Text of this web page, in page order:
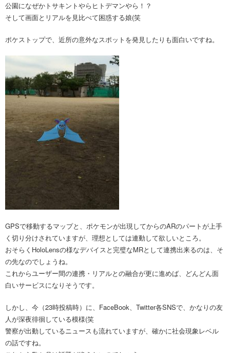
公園になぜかトサキントやらヒトデマンやら！？
そして画面とリアルを見比べて困惑する娘(笑
ポケストップで、近所の意外なスポットを発見したりも面白いですね。
GPSで移動するマップと、ポケモンが出現してからのARのパートが上手
く切り分けされていますが、理想としては連動して欲しいところ。
おそらくHoloLensの様なデバイスと完璧なMRとして連携出来るのは、そ
の先なのでしょうね。
これからユーザー間の連携・リアルとの融合が更に進めば、どんどん面
白いサービスになりそうです。
しかし、今（23時投稿時）に、FaceBook、Twitter各SNSで、かなりの友
人が深夜徘徊している模様(笑
警察が出動しているニュースも流れていますが、確かに社会現象レベル
の話ですね。